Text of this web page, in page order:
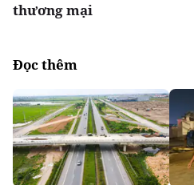
thương mại
Đọc thêm